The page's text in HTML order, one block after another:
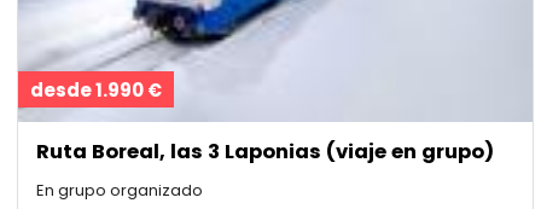
desde 1.990 €
Ruta Boreal, las 3 Laponias (viaje en grupo)
En grupo organizado